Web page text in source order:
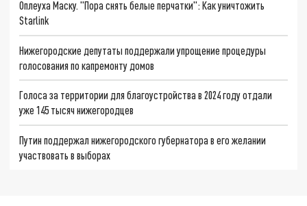
Оплеуха Маску. "Пора снять белые перчатки": Как уничтожить
Starlink
Нижегородские депутаты поддержали упрощение процедуры
голосования по капремонту домов
Голоса за территории для благоустройства в 2024 году отдали
уже 145 тысяч нижегородцев
Путин поддержал нижегородского губернатора в его желании
участвовать в выборах